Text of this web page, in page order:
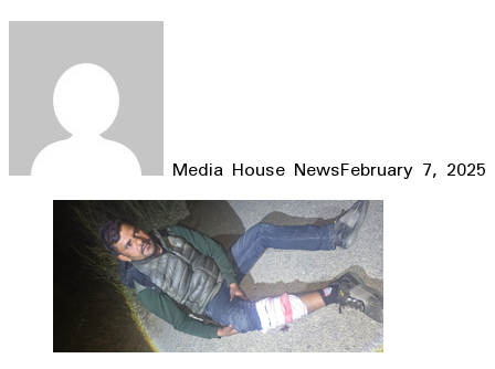
Media House NewsFebruary 7, 2025
Facebook
LinkedIn
WhatsApp
Telegram